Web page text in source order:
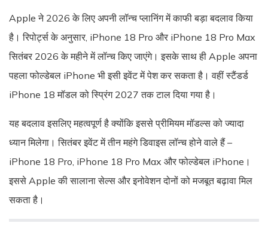
Apple ने 2026 के लिए अपनी लॉन्च प्लानिंग में काफी बड़ा बदलाव किया
है। रिपोर्ट्स के अनुसार, iPhone 18 Pro और iPhone 18 Pro Max
सितंबर 2026 के महीने में लॉन्च किए जाएंगे। इसके साथ ही Apple अपना
पहला फोल्डेबल iPhone भी इसी इवेंट में पेश कर सकता है। वहीं स्टैंडर्ड
iPhone 18 मॉडल को स्प्रिंग 2027 तक टाल दिया गया है।
यह बदलाव इसलिए महत्वपूर्ण है क्योंकि इससे प्रीमियम मॉडल्स को ज्यादा
ध्यान मिलेगा। सितंबर इवेंट में तीन महंगे डिवाइस लॉन्च होने वाले हैं –
iPhone 18 Pro, iPhone 18 Pro Max और फोल्डेबल iPhone।
इससे Apple की सालाना सेल्स और इनोवेशन दोनों को मजबूत बढ़ावा मिल
सकता है।